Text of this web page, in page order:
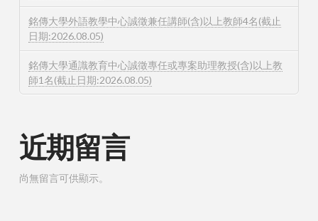
銘傳大學外語教學中心誠徵兼任講師(含)以上教師4名(截止
日期:2026.08.05)
銘傳大學通識教育中心誠徵專任或專案助理教授(含)以上教
師1名(截止日期:2026.08.05)
近期留言
尚無留言可供顯示。